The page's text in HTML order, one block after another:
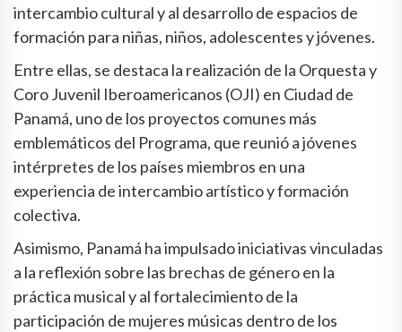
intercambio cultural y al desarrollo de espacios de
formación para niñas, niños, adolescentes y jóvenes.
Entre ellas, se destaca la realización de la Orquesta y
Coro Juvenil Iberoamericanos (OJI) en Ciudad de
Panamá, uno de los proyectos comunes más
emblemáticos del Programa, que reunió a jóvenes
intérpretes de los países miembros en una
experiencia de intercambio artístico y formación
colectiva.
Asimismo, Panamá ha impulsado iniciativas vinculadas
a la reflexión sobre las brechas de género en la
práctica musical y al fortalecimiento de la
participación de mujeres músicas dentro de los